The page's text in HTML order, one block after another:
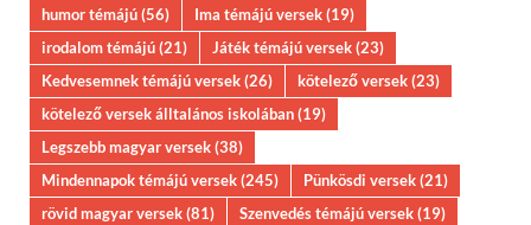
humor témájú(56) Ima témájú versek(19)
irodalom témájú(21) Játék témájú versek(23)
Kedvesemnek témájú versek(26) kötelező versek(23)
kötelező versek álltalános iskolában(19)
Legszebb magyar versek(38)
Mindennapok témájú versek(245) Pünkösdi versek(21)
rövid magyar versek(81) Szenvedés témájú versek(19)